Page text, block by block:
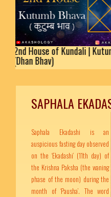
House of Kundali | Kutumb
Bhav)
SAPHALA
Saphala Ekadashi is an
auspicious fasting day observed
on the ‘Ekadashi’ (11th day) of
the Krishna Paksha (the waning
phase of the moon) during the
month of ‘Pausha’. The word